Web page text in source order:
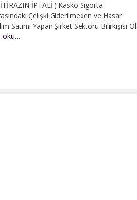
İPTALİ ( Kasko Sigorta
Çelişki Giderilmeden ve Hasar
Satımı Yapan Şirket Sektörü Bilirkişisi
oku…